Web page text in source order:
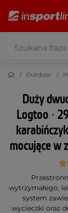
Outdoor
Duży
Logtoo ∙
mocujące w
wytrzymałego,
system
wycieczki oraz